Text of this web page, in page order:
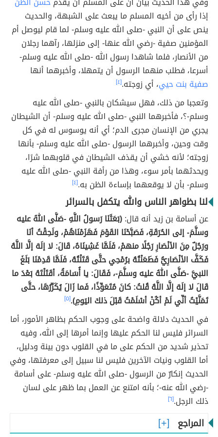
إذا رأى من أخيه المسلم ما يبعث على الشبهة، والحديث
ينص على أن النبي -صلى الله عليه وسلم- لما قام ليوصل أم
المؤمنين صفية -رضي الله عنها- إلى منزلها، رآهما رجلان
من الأنصار، فلما شاهدا رسول الله -صلى الله عليه وسلم-
أسرعا، فطلب منهما الرسول أن يتمهلا، وأخبرهما أنها
صفية بنت حيي، أي زوجته.[٤]
وتعجبا من ذلك، فهل سيشكان بالنبي -صلى الله عليه
وسلم-؟، فأخبرهما النبي -صلى الله عليه وسلم- أن الشيطان
يجري من الإنسان مجرى الدم؛ أي أنه يوسوس له في كل
وقت وحين، وأخبرهما الرسول -صلى الله عليه وسلم- بأنها
زوجته؛ لأنه خشي أن يقذف الشيطان في قلوبهما شرًا،
ويحدثهما بأمر سوء، وهذا من رأفة النبي -صلى الله عليه
وسلم- بأن لا يوقعهما بإساءة الظن به.[٤]
لنا بظواهر الناس والله يتكفل بالسرائر
عن أسامة بن زيد أنه قال:(بَعَثَنَا رَسولُ اللَّهِ -صَلَّى اللهُ عليه
وسلَّمَ- إلى الحُرَقَةِ، فَصَبَّحْنَا القَوْمَ فَهَزَمْنَاهُمْ، ولَحِقْتُ أنَا
ورَجُلٌ مِنَ الأنْصَارِ رَجُلًا منهمْ، فَلَمَّا غَشِينَاهُ، قَالَ: لا إلَهَ إلَّا اللَّهُ
فَكَفَّ الأنْصَارِيُّ فَطَعَنْتُهُ برُمْحِي حتَّى قَتَلْتُهُ، فَلَمَّا قَدِمْنَا بَلَغَ
النبيَّ -صَلَّى اللهُ عليه وسلَّمَ-، فَقَالَ: يا أُسَامَةُ، أقَتَلْتَهُ بَعْدَ ما
قَالَ لا إلَهَ إلَّا اللَّهُ قُلتُ: كانَ مُتَعَوِّذًا، فَما زَالَ يُكَرِّرُهَا، حتَّى
تَمَنَّيْتُ أنِّي لَمْ أكُنْ أسْلَمْتُ قَبْلَ ذلكَ اليَومِ).[٥]
في الحديث دلالة واضحة على وجوب الحكم بظاهر الأمور، أما
السرائر فليس لنا الحكم عليها وإنما أمرها إلى الله، وفيه
تحذير شديد من الحكم على ما في القلوب دون بينة ودليل،
أما القلوب ونيات الآخرين فليس لنا سبيل إلى معرفتها، وفي
الحديث إنكارٌ من الرسول -صلى الله عليه وسلم- على أسامة
-رضي الله عنه-؛ بأنه امتنع عن العمل بما ظهر على لسان
ذلك الرجل.[٦]
المراجع